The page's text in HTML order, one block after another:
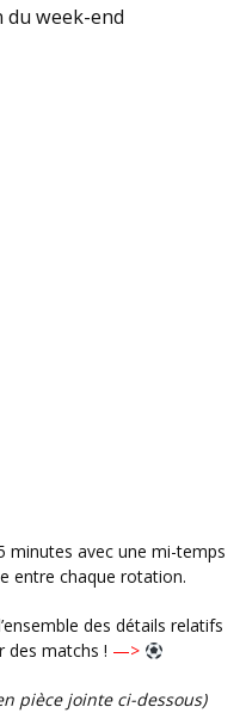
du week-end
entre chaque rotation.
des matchs ! —>
pièce jointe ci-dessous)